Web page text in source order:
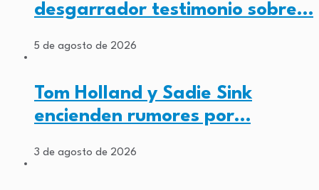
desgarrador testimonio sobre…
5 de agosto de 2026
Tom Holland y Sadie Sink
encienden rumores por…
3 de agosto de 2026